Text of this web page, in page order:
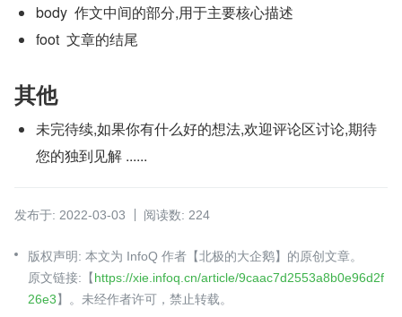
body  作文中间的部分,用于主要核心描述
foot  文章的结尾
其他
未完待续,如果你有什么好的想法,欢迎评论区讨论,期待
您的独到见解 ......
发布于: 2022-03-03 阅读数: 224
版权声明: 本文为 InfoQ 作者【北极的大企鹅】的原创文章。
原文链接:【https://xie.infoq.cn/article/9caac7d2553a8b0e96d2f
26e3】。未经作者许可，禁止转载。